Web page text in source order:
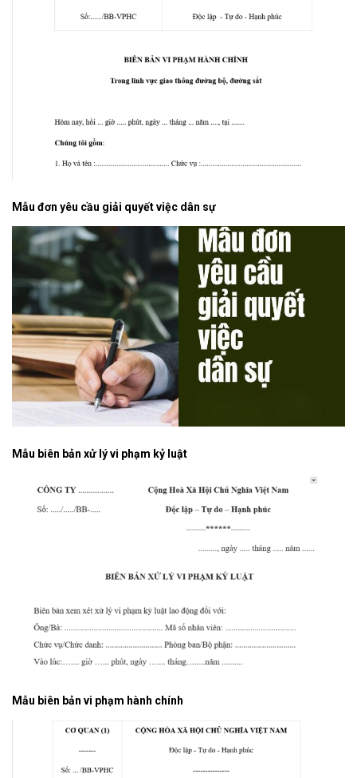
Mẫu đơn yêu cầu giải quyết việc dân sự
Mẫu biên bản xử lý vi phạm kỷ luật
Mẫu biên bản vi phạm hành chính